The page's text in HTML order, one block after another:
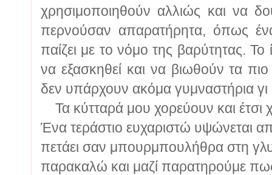
χρησιμοποιηθούν αλλιώς και να
περνούσαν απαρατήρητα, όπως
παίζει με το νόμο της βαρύτητας.
να εξασκηθεί και να βιωθούν τα
δεν υπάρχουν ακόμα γυμναστήρια
Τα κύτταρά μου χορεύουν και έτσι
Ένα τεράστιο ευχαριστώ υψώνεται
πετάει σαν μπουρμπουλήθρα στη
παρακαλώ και μαζί παρατηρούμε